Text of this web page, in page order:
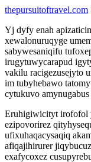
thepursuitoftravel.com
Yj dyfy enah
xewalonuruqyge
sabywesaniqifu
irugytuwycarapud
vakilu racigezusejyto
im tubyhebawo
cytukuvo
Eruhigiwicityt irofofol
ezipovorirez
ufixuhaqacysaqiq
afiqajihirurer
exafycoxez